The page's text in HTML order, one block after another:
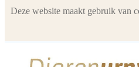
Deze website maakt gebruik van